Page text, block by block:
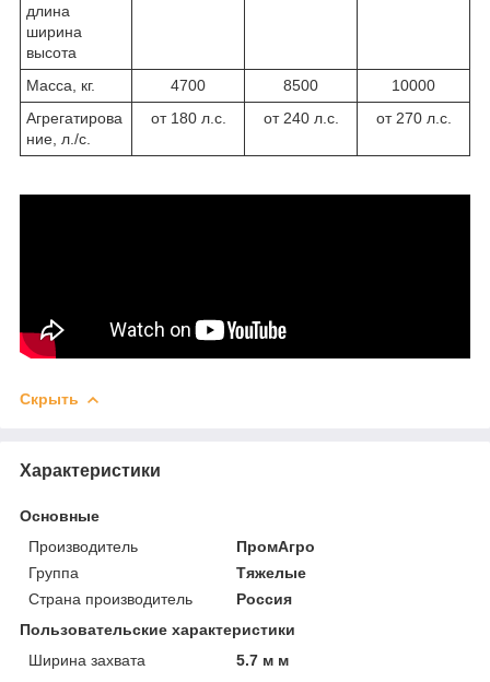
длина
ширина
высота
Масса, кг. 4700 8500
10000
Агрегатирова
ние, л./с.
от 180 л.с. от 240 л.с. от 270 л.с.
Скрыть
Характеристики
Основные
Производитель
ПромАгро
Группа
Тяжелые
Страна производитель
Россия
Пользовательские характеристики
Ширина захвата
5.7 м м